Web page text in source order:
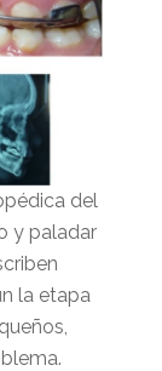
del
y paladar
la etapa